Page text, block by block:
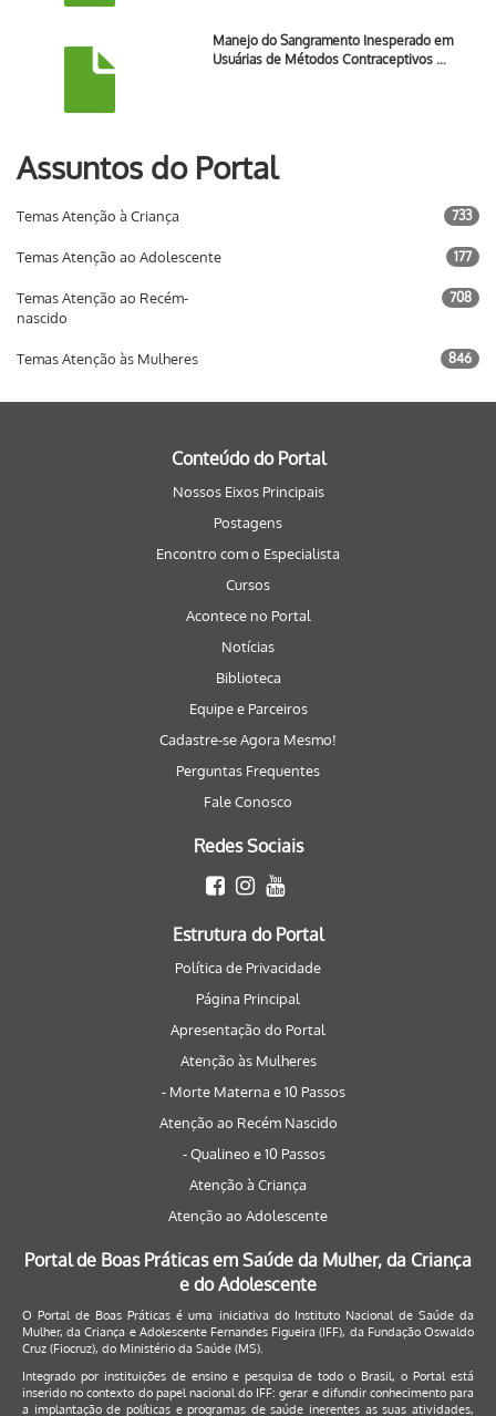
Manejo do Sangramento Inesperado em
Usuárias de Métodos Contraceptivos …
Assuntos do Portal
Temas Atenção à Criança 733
Temas Atenção ao Adolescente 177
Temas Atenção ao Recém-
nascido
708
Temas Atenção às Mulheres 846
Conteúdo do Portal
Nossos Eixos Principais
Postagens
Encontro com o Especialista
Cursos
Acontece no Portal
Notícias
Biblioteca
Equipe e Parceiros
Cadastre-se Agora Mesmo!
Perguntas Frequentes
Fale Conosco
Redes Sociais
Estrutura do Portal
Política de Privacidade
Página Principal
Apresentação do Portal
Atenção às Mulheres
- Morte Materna e 10 Passos
Atenção ao Recém Nascido
- Qualineo e 10 Passos
Atenção à Criança
Atenção ao Adolescente
Portal de Boas Práticas em Saúde da Mulher, da Criança
e do Adolescente
O Portal de Boas Práticas é uma iniciativa do Instituto Nacional de Saúde da
Mulher, da Criança e Adolescente Fernandes Figueira (IFF), da Fundação Oswaldo
Cruz (Fiocruz), do Ministério da Saúde (MS).
Integrado por instituições de ensino e pesquisa de todo o Brasil, o Portal está
inserido no contexto do papel nacional do IFF: gerar e difundir conhecimento para
a implantação de políticas e programas de saúde inerentes as suas atividades,